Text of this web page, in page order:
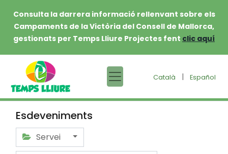
Consulta la darrera informació rellenvant sobre els
Campaments de la Victòria del Consell de Mallorca,
gestionats per Temps Lliure Projectes fent clic aquí
Català | Español
Esdeveniments
Servei